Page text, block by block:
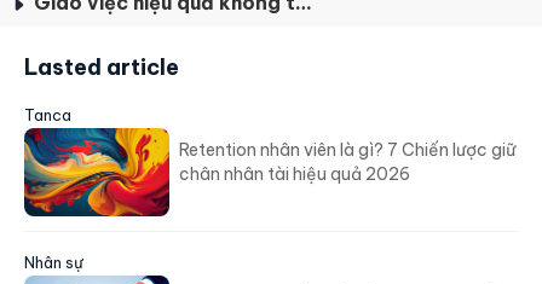
Lasted article
Tanca
Retention nhân viên là gì? 7 Chiến lược giữ
chân nhân tài hiệu quả 2026
Nhân sự